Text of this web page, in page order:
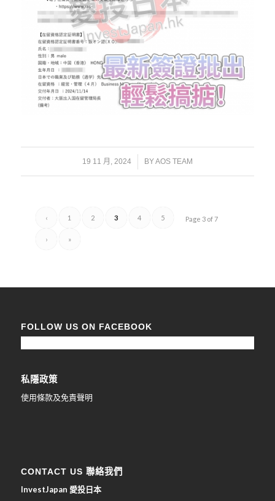
19 11 月, 2024
/ BYAOS TEAM
Page 3 of 7
‹ 1 2 3 4 5
› »
FOLLOW US ON FACEBOOK
私隱政策
使用條款及免責聲明
CONTACT US 聯絡我們
InvestJapan 愛投日本